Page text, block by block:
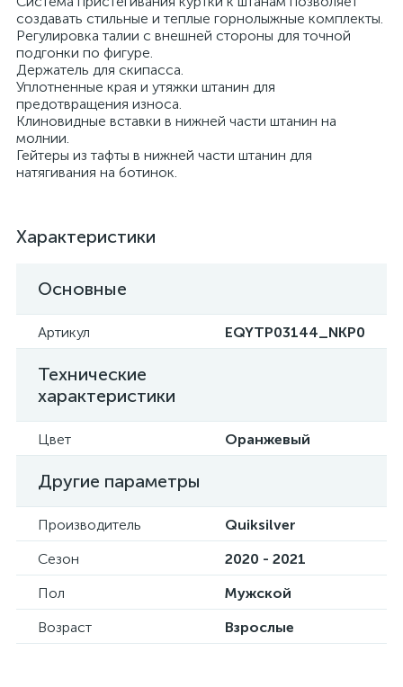
создавать стильные и теплые горнолыжные комплекты.
Регулировка талии с внешней стороны для точной
подгонки по фигуре.
Держатель для скипасса.
Уплотненные края и утяжки штанин для
предотвращения износа.
Клиновидные вставки в нижней части штанин на
молнии.
Гейтеры из тафты в нижней части штанин для
натягивания на ботинок.
Характеристики
Основные
Артикул EQYTP03144_NKP0
Технические
характеристики
Цвет Оранжевый
Другие параметры
Производитель
Quiksilver
Сезон
2020 - 2021
Пол
Мужской
Возраст
Взрослые